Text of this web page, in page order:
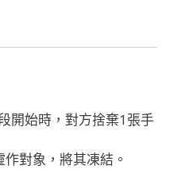
開始時，對方捨棄1張手
作對象，將其凍結。